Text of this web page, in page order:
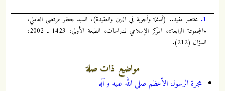
1. مختصر مفيد.. (أسئلة وأجوبة في الدين والعقيدة)، السيد جعفر مرتضى العاملي،
«المجموعة الرابعة»، المركز الإسلامي للدراسات، الطبعة الأولى، 1423 ـ 2002،
السؤال (212).
مواضيع ذات صلة
هجرة الرسول الأعظم صلى الله عليه و آله